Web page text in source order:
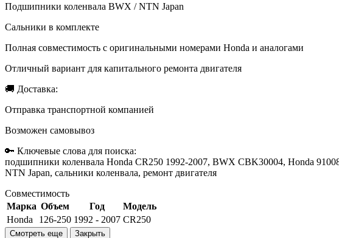
Подшипники коленвала BWX / NTN Japan
Сальники в комплекте
Полная совместимость с оригинальными номерами Honda и аналогами
Отличный вариант для капитального ремонта двигателя
🚚 Доставка:
Отправка транспортной компанией
Возможен самовывоз
🔑 Ключевые слова для поиска:
подшипники коленвала Honda CR250 1992-2007, BWX CBK30004, Honda
NTN Japan, сальники коленвала, ремонт двигателя
Совместимость
Марка Объем Год
Модель
Honda
126-250 1992 - 2007 CR250